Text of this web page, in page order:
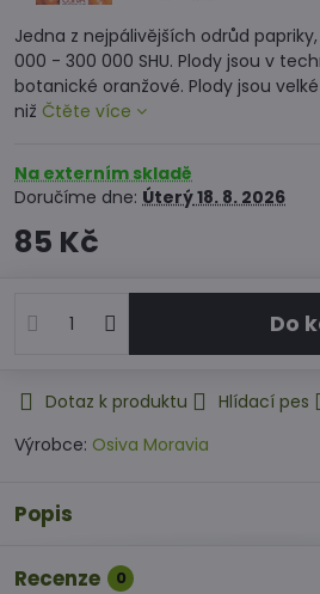
Jedna z nejpálivějších odrůd
000 - 300 000 SHU. Plody jsou v
botanické oranžové. Plody jsou
niž Čtěte více
Na externím skladě
Doručíme dne: Úterý18. 8. 2026
85 Kč
Do
Dotaz k produktu Hlídací pes
Výrobce: Osiva Moravia
Popis
Recenze 0